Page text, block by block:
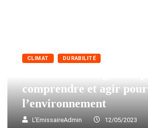
CLIMAT DURABILITÉ
comprendre et agir pour
l’environnement
L'EmissaireAdmin 12/05/2023